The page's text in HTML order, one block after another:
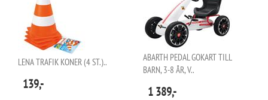
LENA TRAFIK KONER (4 ST.)..
139,-
ABARTH PEDAL GOKART TILL
BARN, 3-8 ÅR, V..
1 389,-